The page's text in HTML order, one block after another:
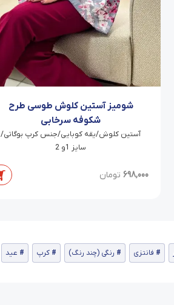
شومیز آستین کلوش طوسی طرح
شکوفه سرخابی
آستین کلوش/یقه کوبایی/جنس کرپ بوگاتی/
سایز 1و 2
698,000 تومان
فانتزی رنگی (چند رنگ) کرپ عید